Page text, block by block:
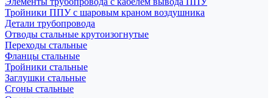
Тройники ППУ с шаровым краном воздушника
Детали трубопровода
Отводы стальные крутоизогнутые
Переходы стальные
Фланцы стальные
Тройники стальные
Заглушки стальные
Сгоны стальные